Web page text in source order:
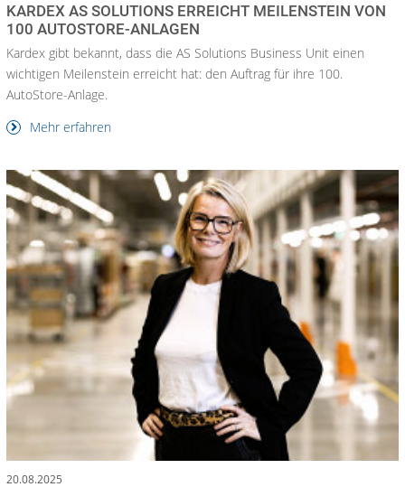
KARDEX AS SOLUTIONS ERREICHT MEILENSTEIN VON
100 AUTOSTORE-ANLAGEN
Kardex gibt bekannt, dass die AS Solutions Business Unit einen
wichtigen Meilenstein erreicht hat: den Auftrag für ihre 100.
AutoStore-Anlage.
Mehr erfahren
20.08.2025